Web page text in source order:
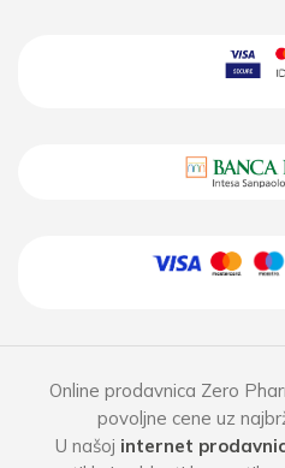
Online prodavnica Zero
povoljne cene uz
U našoj internet